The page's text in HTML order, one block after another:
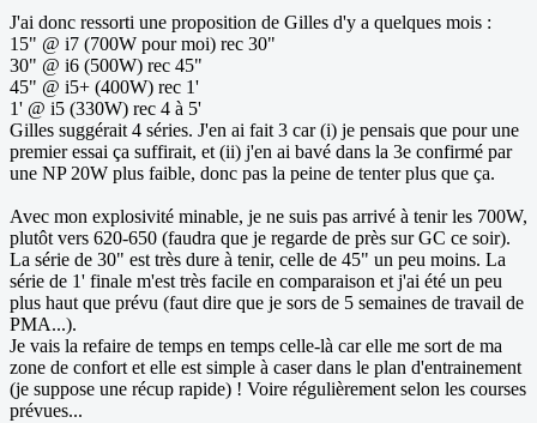
J'ai donc ressorti une proposition de Gilles d'y a quelques mois :
15" @ i7 (700W pour moi) rec 30"
30" @ i6 (500W) rec 45"
45" @ i5+ (400W) rec 1'
1' @ i5 (330W) rec 4 à 5'
Gilles suggérait 4 séries. J'en ai fait 3 car (i) je pensais que pour une
premier essai ça suffirait, et (ii) j'en ai bavé dans la 3e confirmé par
une NP 20W plus faible, donc pas la peine de tenter plus que ça.
Avec mon explosivité minable, je ne suis pas arrivé à tenir les 700W,
plutôt vers 620-650 (faudra que je regarde de près sur GC ce soir).
La série de 30" est très dure à tenir, celle de 45" un peu moins. La
série de 1' finale m'est très facile en comparaison et j'ai été un peu
plus haut que prévu (faut dire que je sors de 5 semaines de travail de
PMA...).
Je vais la refaire de temps en temps celle-là car elle me sort de ma
zone de confort et elle est simple à caser dans le plan d'entrainement
(je suppose une récup rapide) ! Voire régulièrement selon les courses
prévues...